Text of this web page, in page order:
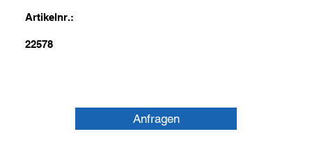
Artikelnr.:
22578
Anfragen